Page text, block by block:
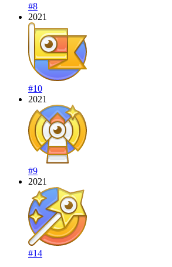
#8
2021
#10
2021
#9
2021
#14